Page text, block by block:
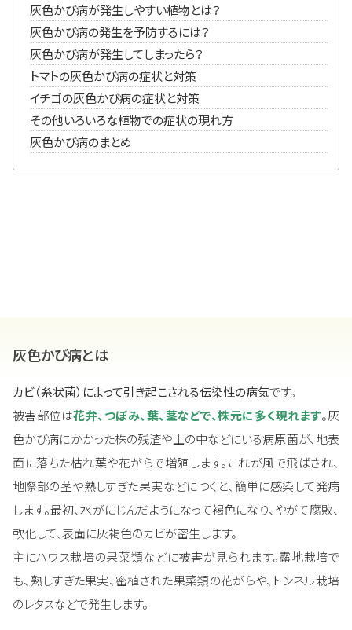
灰色かび病が発生しやすい植物とは？
灰色かび病の発生を予防するには？
灰色かび病が発生してしまったら？
トマトの灰色かび病の症状と対策
イチゴの灰色かび病の症状と対策
その他いろいろな植物での症状の現れ方
灰色かび病のまとめ
灰色かび病とは
カビ（糸状菌）によって引き起こされる伝染性の病気です。
被害部位は花弁、つぼみ、葉、茎などで、株元に多く現れます。灰
色かび病にかかった株の残渣や土の中などにいる病原菌が、地表
面に落ちた枯れ葉や花がらで増殖します。これが風で飛ばされ、
地際部の茎や熟しすぎた果実などにつくと、簡単に感染して発病
します。最初、水がにじんだようになって褐色になり、やがて腐敗、
軟化して、表面に灰褐色のカビが密生します。
主にハウス栽培の果菜類などに被害が見られます。露地栽培で
も、熟しすぎた果実、密植された果菜類の花がらや、トンネル栽培
のレタスなどで発生します。